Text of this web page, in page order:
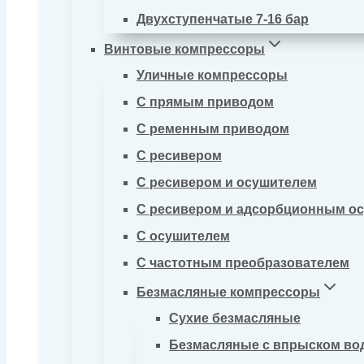
Двухступенчатые 7-16 бар
Винтовые компрессоры
Уличные компрессоры
С прямым приводом
С ременным приводом
С ресивером
С ресивером и осушителем
С ресивером и адсорбционным
С осушителем
С частотным преобразователем
Безмасляные компрессоры
Сухие безмасляные
Безмасляные с впрыском